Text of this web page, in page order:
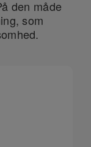
den måde
som